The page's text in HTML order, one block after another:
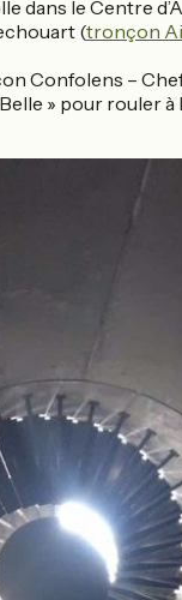
dans le Centre
(tronçon
Confolens –
» pour rouler